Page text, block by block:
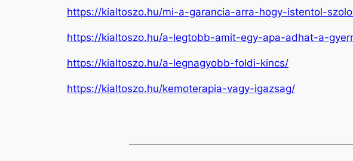
LINK
EMBED
https://kialtoszo.hu/mi-a-garancia-arra-hogy-istentol-
https://kialtoszo.hu/a-legtobb-amit-egy-apa-adhat-a-
https://kialtoszo.hu/a-legnagyobb-foldi-kincs/
https://kialtoszo.hu/kemoterapia-vagy-igazsag/